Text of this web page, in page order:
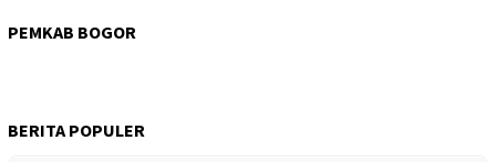
PEMKAB BOGOR
BERITA POPULER